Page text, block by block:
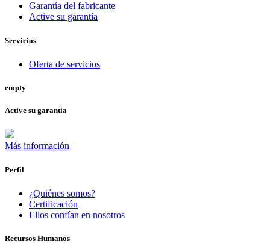
Garantía del fabricante
Active su garantía
Servicios
Oferta de servicios
empty
Active su garantía
Más información
Perfil
¿Quiénes somos?
Certificación
Ellos confían en nosotros
Recursos Humanos